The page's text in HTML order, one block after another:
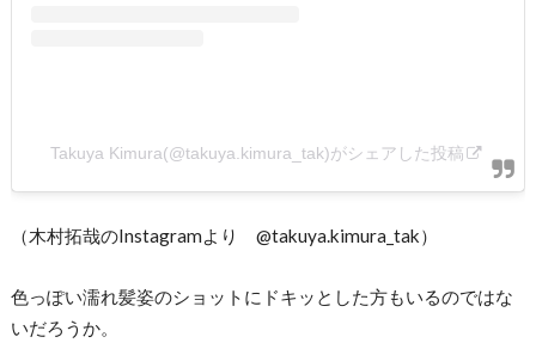
Takuya Kimura(@takuya.kimura_tak)がシェアした投稿
（木村拓哉のInstagramより @takuya.kimura_tak）
色っぽい濡れ髪姿のショットにドキッとした方もいるのではな
いだろうか。